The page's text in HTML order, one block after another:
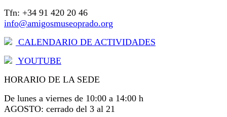
Tfn: +34 91 420 20 46
info@amigosmuseoprado.org
CALENDARIO DE ACTIVIDADES
YOUTUBE
HORARIO DE LA SEDE
De lunes a viernes de 10:00 a 14:00 h
AGOSTO: cerrado del 3 al 21